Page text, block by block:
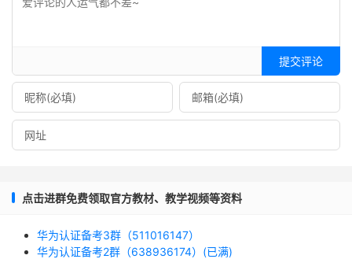
提交评论
点击进群免费领取官方教材、教学视频等资料
华为认证备考3群（511016147）
华为认证备考2群（638936174）(已满)